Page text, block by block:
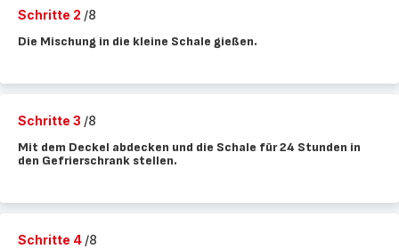
Schritte 2 /8
Die Mischung in die kleine Schale gießen.
Schritte 3 /8
Mit dem Deckel abdecken und die Schale für 24 Stunden in
den Gefrierschrank stellen.
Schritte 4 /8